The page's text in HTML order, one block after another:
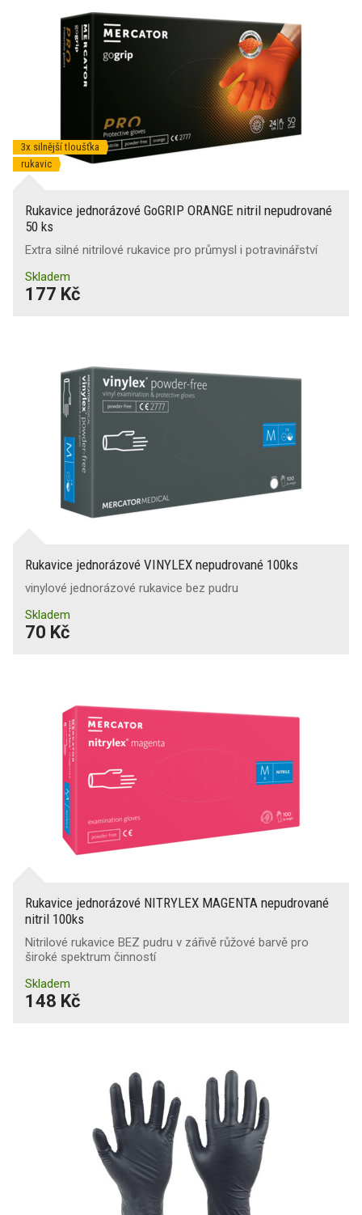
3x silnější tloušťka
rukavic
Rukavice jednorázové GoGRIP ORANGE nitril nepudrované
50 ks
Extra silné nitrilové rukavice pro průmysl i potravinářství
Skladem
177 Kč
Rukavice jednorázové VINYLEX nepudrované 100ks
vinylové jednorázové rukavice bez pudru
Skladem
70 Kč
Rukavice jednorázové NITRYLEX MAGENTA nepudrované
nitril 100ks
Nitrilové rukavice BEZ pudru v zářivě růžové barvě pro
široké spektrum činností
Skladem
148 Kč